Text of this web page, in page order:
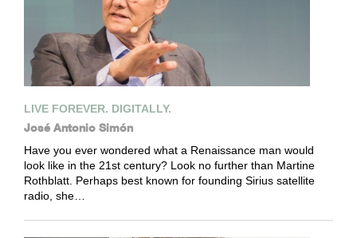
LIVE FOREVER. DIGITALLY.
José Antonio Simón
Have you ever wondered what a Renaissance man would
look like in the 21st century? Look no further than Martine
Rothblatt. Perhaps best known for founding Sirius satellite
radio, she…